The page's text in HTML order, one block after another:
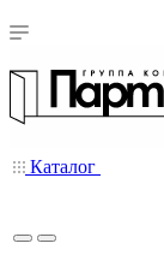
Каталог